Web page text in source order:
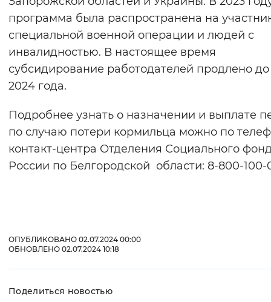
программа была распространена на
специальной военной операции и людей с
инвалидностью. В настоящее время
субсидирование работодателей продлено
2024 года.
Подробнее узнать о назначении и выплате
по случаю потери кормильца можно по
контакт-центра Отделения Социального
России по Белгородской области: 8-800-100-
ОПУБЛИКОВАНО 02.07.2024 00:00
ОБНОВЛЕНО 02.07.2024 10:18
Поделиться новостью